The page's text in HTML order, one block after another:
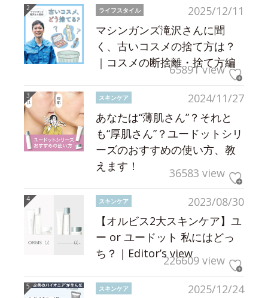
2025/12/11
ライフスタイル
マシンガンズ滝沢さんに聞
く、古いコスメの捨て方は？
｜コスメの断捨離・捨て方編
65891 view
2024/11/27
スキンケア
あなたは“薄肌さん”？それと
も“厚肌さん”？ユードットシリ
ーズのおすすめの使い方、教
えます！
36583 view
2023/08/30
スキンケア
【オルビス2大スキンケア】ユ
ー or ユードット 私にはどっ
ち？｜Editor’s view226609 view
2025/12/24
スキンケア